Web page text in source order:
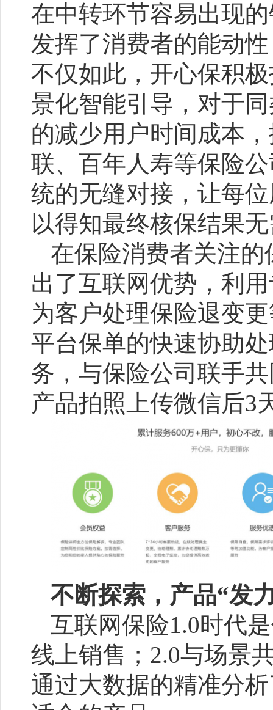
在中转环节容易出现
发挥了消费者的能动
不仅如此，开心保积
景化智能引导，对于
的减少用户时间成本
联、百年人寿等保险
统的无缝对接，让每
以得知最终核保结果
在保险消费者关注
出了互联网优势，利
为客户处理保险退变
平台保单的快速协助
务，与保险公司联手
产品拍照上传微信后3
不断探索，产品“发
互联网保险1.0时代
线上销售；2.0与场景
通过大数据的精准分